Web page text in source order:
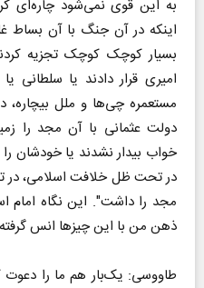
به این قوی نمی‌شود چاره‌ای
اینکه در آن جنگ با آن بساط
بسیار کوچک کوچک تجزیه
امیری قرار دادند یا
مستعمره چی‌ها و ملل
دولت عثمانی با آن مجد را
خواب بیدار نشدند یا خودشان
در تحت ظل خلافت اسلامی، در
مجد را داشت". این نگاه امام
ذهن من با این چیز‌ها انس
طاووسی: یک‌بار هم ما را دعوت